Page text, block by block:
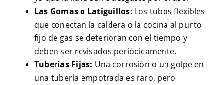
Las Gomas o Latiguillos: Los tubos flexibles
que conectan la caldera o la cocina al punto
fijo de gas se deterioran con el tiempo y
deben ser revisados periódicamente.
Tuberías Fijas: Una corrosión o un golpe en
una tubería empotrada es raro, pero